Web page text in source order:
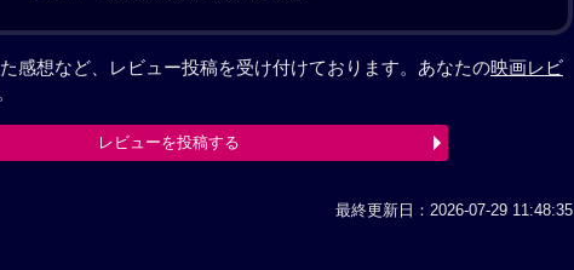
た感想など、レビュー投稿を受け付けております。あなたの映画レビ
レビューを投稿する
最終更新日：2026-07-29 11:48:35